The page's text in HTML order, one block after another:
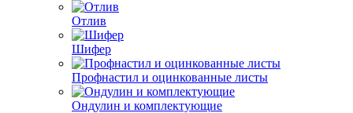
Отлив
Шифер
Профнастил и оцинкованные листы
Ондулин и комплектующие